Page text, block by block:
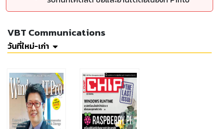
VBT Communications
วันที่ใหม่-เก่า